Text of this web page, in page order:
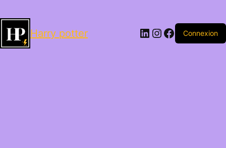
Harry potter LinkedIn
Instagram
Facebook
Connexion